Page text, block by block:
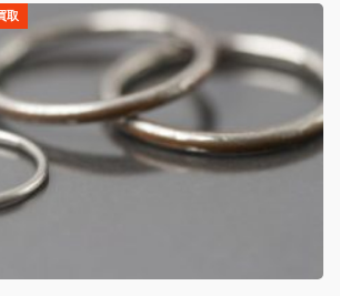
取